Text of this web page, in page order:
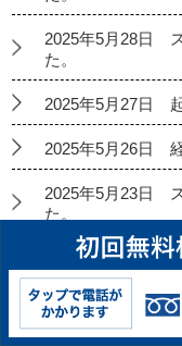
2025年5月28日
た。
2025年5月27日
2025年5月26日
2025年5月23日
た。
2025年5月21日
た。
2025年5月20日